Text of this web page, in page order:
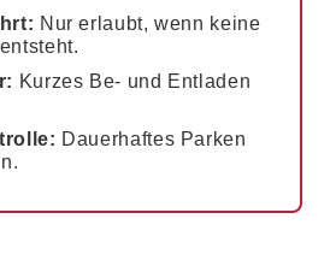
Nur erlaubt, wenn keine
Kurzes Be- und Entladen
Dauerhaftes Parken